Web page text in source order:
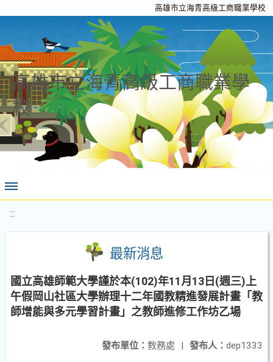
高雄市立海青高級工商職業學校
高雄市立海青高級工商職業學
校
:::
最新消息
國立高雄師範大學謹於本(102)年11月13日(週三)上
午假岡山社區大學辦理十二年國教精進發展計畫「教
師增能與多元學習計畫」之教師進修工作坊乙場
發布人： dep1333
發布單位： 教務處 |